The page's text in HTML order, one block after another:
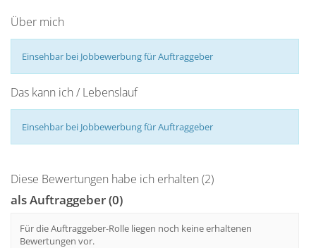
Über mich
Einsehbar bei Jobbewerbung für Auftraggeber
Das kann ich / Lebenslauf
Einsehbar bei Jobbewerbung für Auftraggeber
Diese Bewertungen habe ich erhalten (2)
als Auftraggeber (0)
Für die Auftraggeber-Rolle liegen noch keine erhaltenen
Bewertungen vor.